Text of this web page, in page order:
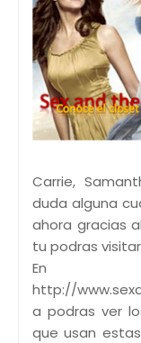
Carrie,
duda alguna
ahora gracias
tu podras
En
http://
a podras ver
que usan